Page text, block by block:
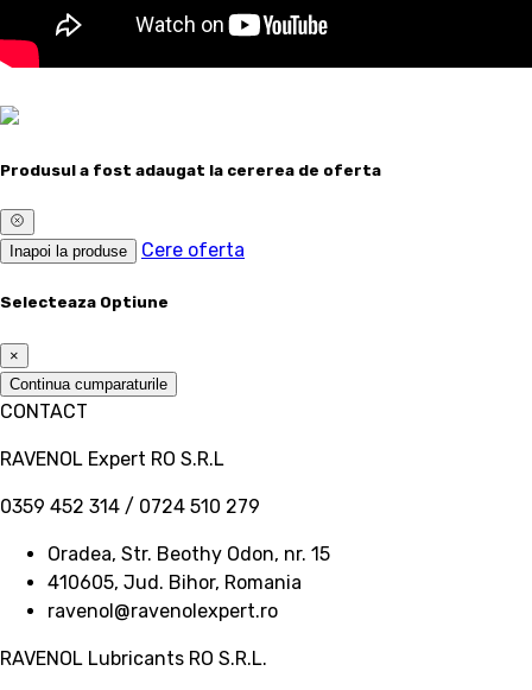
Produsul a fost adaugat la cererea de oferta
Inapoi la produse Cere oferta
Selecteaza Optiune
×
Continua cumparaturile
CONTACT
RAVENOL Expert RO S.R.L
0359 452 314 / 0724 510 279
Oradea, Str. Beothy Odon, nr. 15
410605, Jud. Bihor, Romania
ravenol@ravenolexpert.ro
RAVENOL Lubricants RO S.R.L.